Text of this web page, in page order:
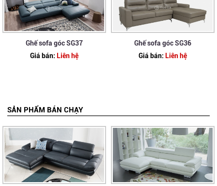
Ghế sofa góc SG37
Giá bán: Liên hệ
Ghế sofa góc SG36
Giá bán: Liên hệ
SẢN PHẨM BÁN CHẠY